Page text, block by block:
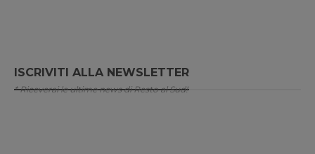
ISCRIVITI ALLA NEWSLETTER
* Riceverai le ultime news di Resto al Sud!